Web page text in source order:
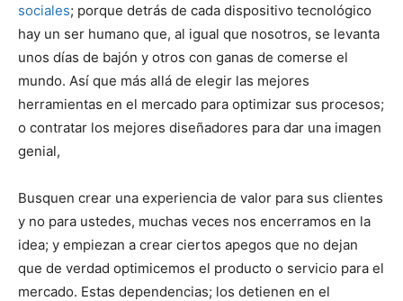
sociales; porque detrás de cada dispositivo tecnológico
hay un ser humano que, al igual que nosotros, se levanta
unos días de bajón y otros con ganas de comerse el
mundo. Así que más allá de elegir las mejores
herramientas en el mercado para optimizar sus procesos;
o contratar los mejores diseñadores para dar una imagen
genial,
Busquen crear una experiencia de valor para sus clientes
y no para ustedes, muchas veces nos encerramos en la
idea; y empiezan a crear ciertos apegos que no dejan
que de verdad optimicemos el producto o servicio para el
mercado. Estas dependencias; los detienen en el